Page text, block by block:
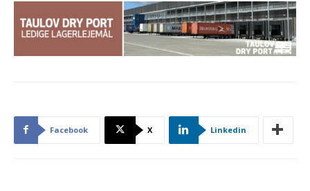
Facebook X Linkedin